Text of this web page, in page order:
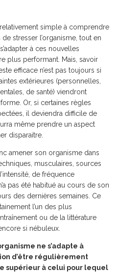
relativement simple à comprendre
stresser l’organisme, tout en
à ces nouvelles
plus performant. Mais, savoir
efficace n’est pas toujours si
extérieures (personnelles,
de santé) viendront
Or, si certaines règles
il deviendra difficile de
même prendre un aspect
disparaitre.
amener son organisme dans
musculaires, sources
de fréquence
pas été habitué au cours de son
des dernières semaines. Ce
l’un des plus
ou de la littérature
si nébuleux.
ne s’adapte à
d’être régulièrement
supérieur à celui pour lequel